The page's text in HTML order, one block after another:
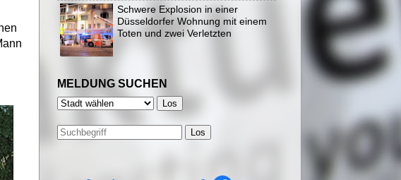
Schwere Explosion in einer
Düsseldorfer Wohnung mit einem
Toten und zwei Verletzten
MELDUNG SUCHEN
Los